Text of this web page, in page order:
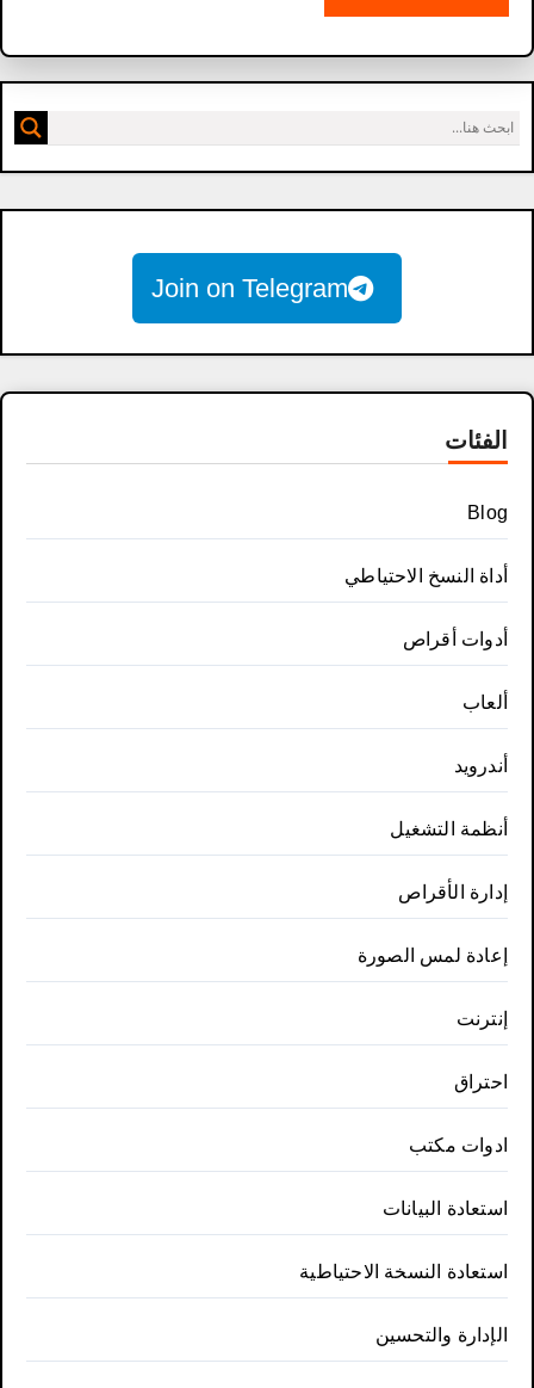
Join on Telegram
الفئات
Blog
أداة النسخ الاحتياطي
أدوات أقراص
ألعاب
أندرويد
أنظمة التشغيل
إدارة الأقراص
إعادة لمس الصورة
إنترنت
احتراق
ادوات مكتب
استعادة البيانات
استعادة النسخة الاحتياطية
الإدارة والتحسين